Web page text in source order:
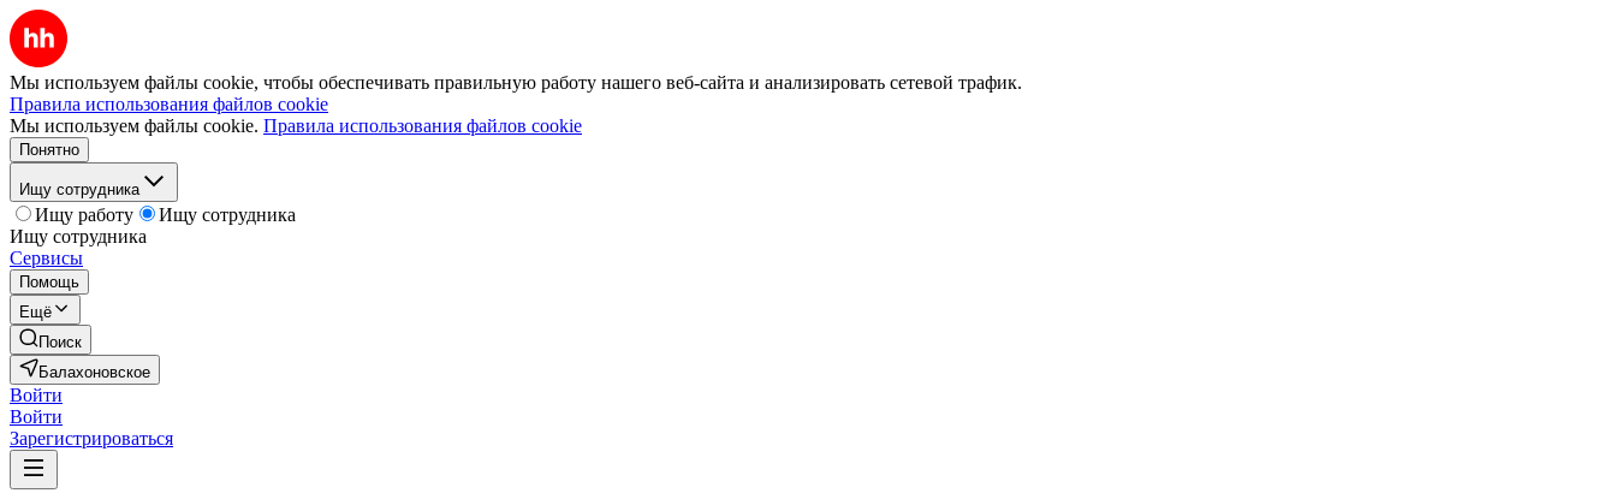
Мы используем файлы cookie, чтобы обеспечивать правильную работу нашего веб-сайта и анализировать сетевой трафик.
Правила использования файлов cookie
Мы используем файлы cookie. Правила использования файлов cookie
Понятно
Ищу сотрудника
Ищу работу
Ищу сотрудника
Ищу сотрудника
Сервисы
Помощь
Ещё
Поиск
Балахоновское
Войти
Войти
Зарегистрироваться